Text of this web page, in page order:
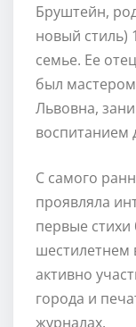
Бруштейн,
новый стиль)
семье. Ее
был
Львовна,
воспитанием
С самого
проявляла
первые
шестилетнем
активно
города и
журналах.